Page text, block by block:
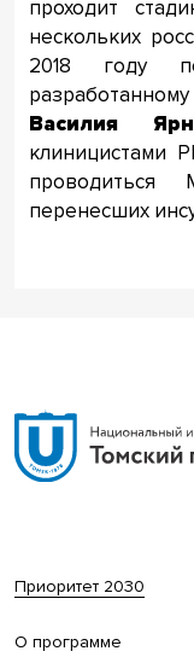
проходит
нескольких
2018 году
Василия
клиницистами
проводиться
перенесших
Приоритет 2030
О программе